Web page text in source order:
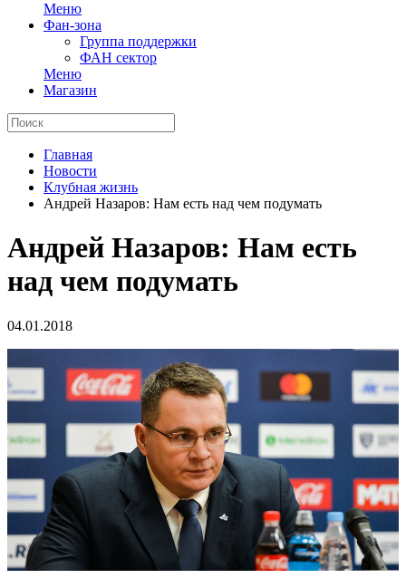
Меню
Фан-зона
Группа поддержки
ФАН сектор
Меню
Магазин
Главная
Новости
Клубная жизнь
Андрей Назаров: Нам есть над чем подумать
Андрей Назаров: Нам есть
над чем подумать
04.01.2018